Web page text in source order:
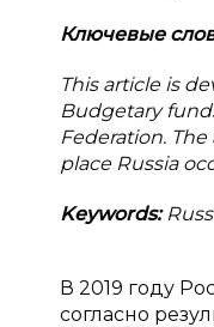
Ключевые
This article is
Budgetary
Federation.
place Russia
Keywords:
В 2019 году
согласно